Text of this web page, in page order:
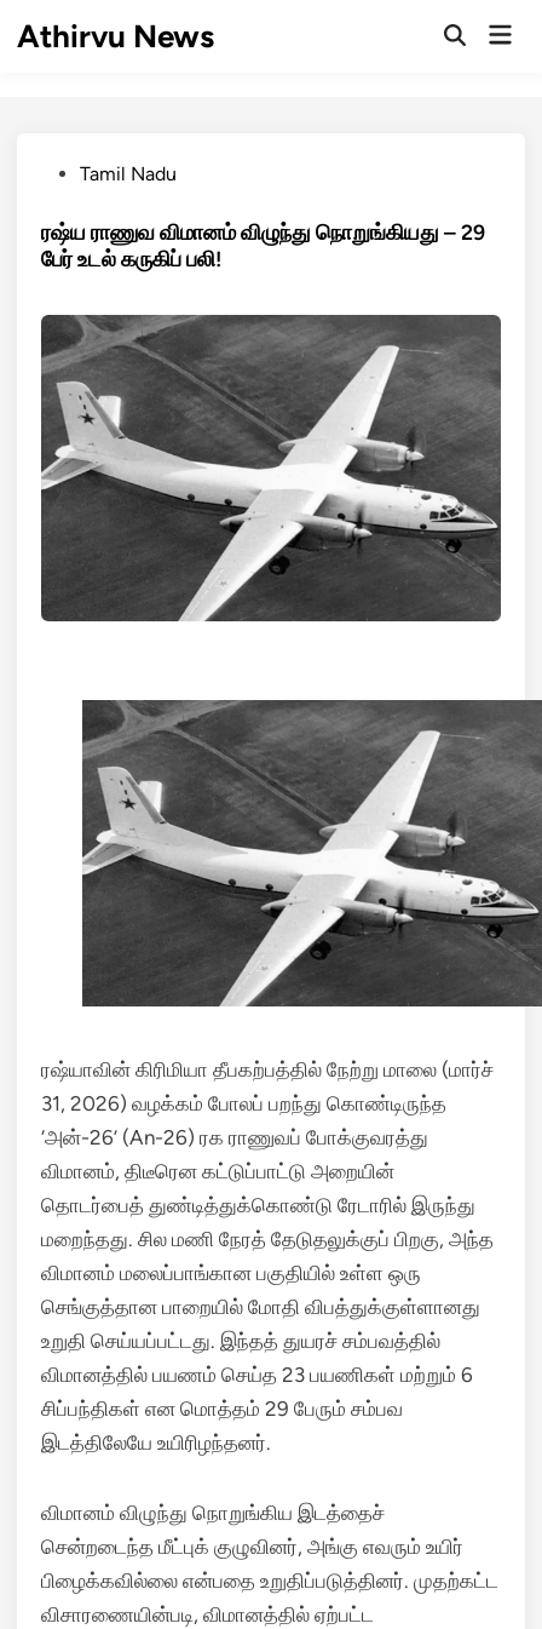
Athirvu News
OpenMain
PostedTamil Nadu
ரஷ்ய ராணுவ விமானம் விழுந்து நொறுங்கியது – 29
பேர் உடல் கருகிப் பலி!
ரஷ்யாவின் கிரிமியா தீபகற்பத்தில் நேற்று மாலை (மார்ச்
31, 2026) வழக்கம் போலப் பறந்து கொண்டிருந்த
‘அன்-26’ (An-26) ரக ராணுவப் போக்குவரத்து
விமானம், திடீரென கட்டுப்பாட்டு அறையின்
தொடர்பைத் துண்டித்துக்கொண்டு ரேடாரில் இருந்து
மறைந்தது. சில மணி நேரத் தேடுதலுக்குப் பிறகு, அந்த
விமானம் மலைப்பாங்கான பகுதியில் உள்ள ஒரு
செங்குத்தான பாறையில் மோதி விபத்துக்குள்ளானது
உறுதி செய்யப்பட்டது. இந்தத் துயரச் சம்பவத்தில்
விமானத்தில் பயணம் செய்த 23 பயணிகள் மற்றும் 6
சிப்பந்திகள் என மொத்தம் 29 பேரும் சம்பவ
இடத்திலேயே உயிரிழந்தனர்.
விமானம் விழுந்து நொறுங்கிய இடத்தைச்
சென்றடைந்த மீட்புக் குழுவினர், அங்கு எவரும் உயிர்
பிழைக்கவில்லை என்பதை உறுதிப்படுத்தினர். முதற்கட்ட
விசாரணையின்படி, விமானத்தில் ஏற்பட்ட